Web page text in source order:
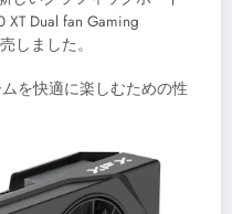
XT Dual fan Gaming
しました。
を快適に楽しむための性